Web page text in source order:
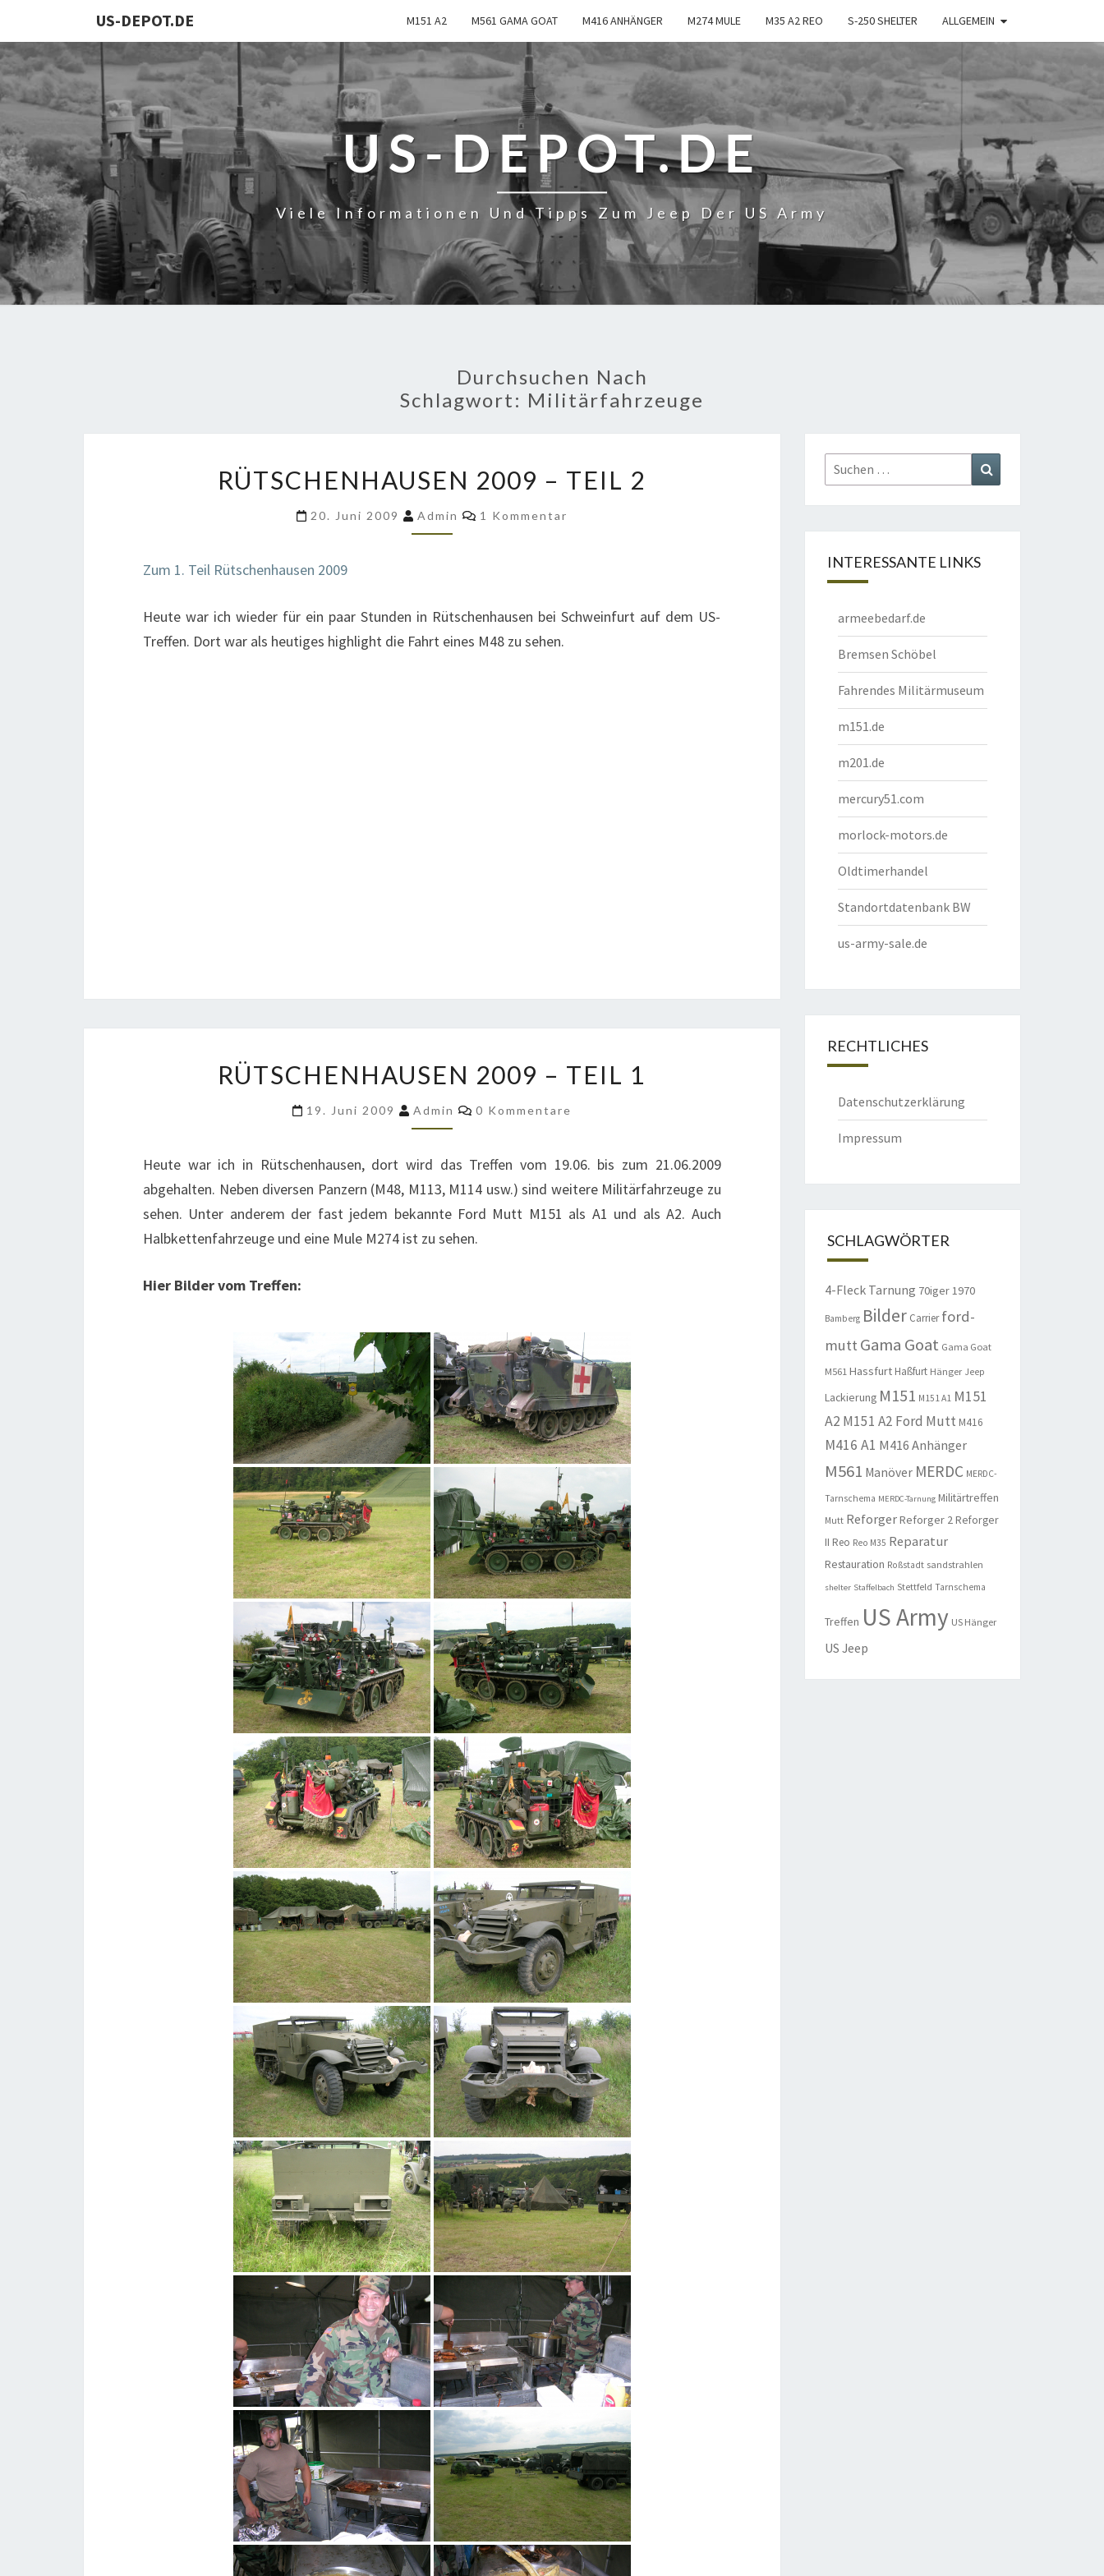
US-DEPOT.DE M151 A2 M561 GAMA GOAT M416 ANHÄNGER M274 MULE M35 A2 REO S-250 SHELTER ALLGEMEIN
US-DEPOT.DE
Viele Informationen Und Tipps Zum Jeep Der US Army
Durchsuchen Nach
Schlagwort: Militärfahrzeuge
2009
–
TEIL
RÜTSCHENHAUSEN 2009 – TEIL 2
20. Juni 2009 Admin Kommentare
1 Kommentar
Zum 1. Teil Rütschenhausen 2009
Heute war ich wieder für ein paar Stunden in Rütschenhausen bei Schweinfurt auf dem US-
Treffen. Dort war als heutiges highlight die Fahrt eines M48 zu sehen.
2009
TEIL
RÜTSCHENHAUSEN 2009 – TEIL 1
19. Juni 2009 Admin Kommentare
0 Kommentare
Heute war ich in Rütschenhausen, dort wird das Treffen vom 19.06. bis zum 21.06.2009
abgehalten. Neben diversen Panzern (M48, M113, M114 usw.) sind weitere Militärfahrzeuge zu
sehen. Unter anderem der fast jedem bekannte Ford Mutt M151 als A1 und als A2. Auch
Halbkettenfahrzeuge und eine Mule M274 ist zu sehen.
Hier Bilder vom Treffen:
Suchen
nach:
INTERESSANTE LINKS
armeebedarf.de
Bremsen Schöbel
Fahrendes Militärmuseum
m151.de
m201.de
mercury51.com
morlock-motors.de
Oldtimerhandel
Standortdatenbank BW
us-army-sale.de
RECHTLICHES
Datenschutzerklärung
Impressum
SCHLAGWÖRTER
4-Fleck Tarnung 70iger1970
Bamberg Bilder Carrier ford-
mutt Gama Goat Gama Goat
M561 Hassfurt Haßfurt Hänger Jeep
Lackierung M151 M151 A1 M151
A2 M151 A2 Ford Mutt M416
M416 A1 M416 Anhänger
M561 Manöver MERDC MERDC-
Tarnschema MERDC-Tarnung Militärtreffen
Mutt ReforgerReforger 2Reforger
II Reo Reo M35 Reparatur
Restauration Roßstadt sandstrahlen
shelter Staffelbach Stettfeld Tarnschema
Treffen US Army US Hänger
US Jeep